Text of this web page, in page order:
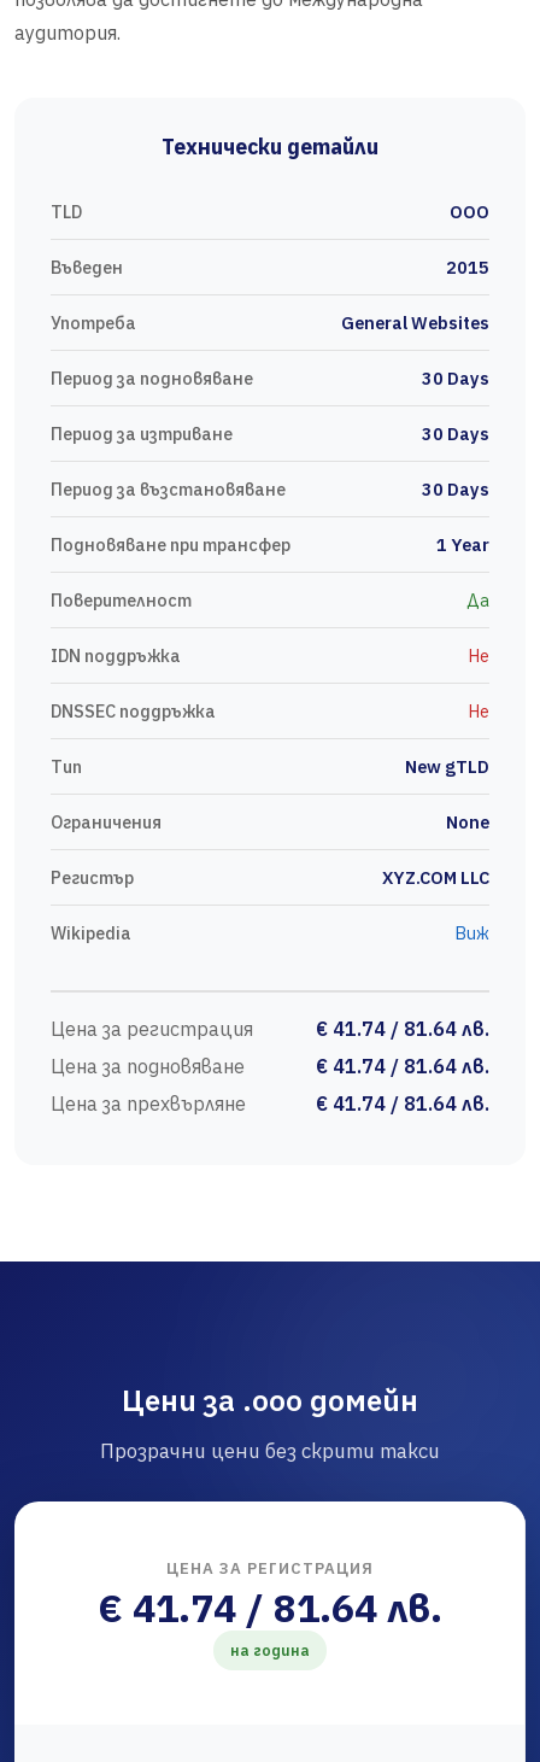
аудитория.
Технически детайли
TLD OOO
Въведен 2015
Употреба General Websites
Период за подновяване 30 Days
Период за изтриване 30 Days
Период за възстановяване 30 Days
Подновяване при трансфер 1 Year
Поверителност Да
IDN поддръжка Не
DNSSEC поддръжка Не
Тип New gTLD
Ограничения None
Регистър XYZ.COM LLC
Wikipedia Виж
Цена за регистрация
€ 41.74 / 81.64 лв.
Цена за подновяване
€ 41.74 / 81.64 лв.
Цена за прехвърляне
€ 41.74 / 81.64 лв.
Цени за .ooo домейн
Прозрачни цени без скрити такси
ЦЕНА ЗА РЕГИСТРАЦИЯ
€ 41.74 / 81.64 лв.
на година